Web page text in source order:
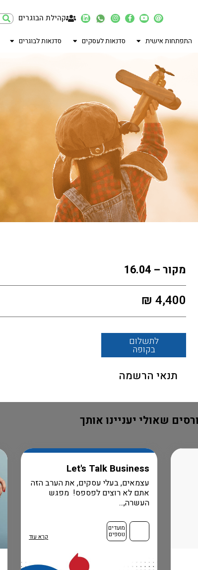
קהילת הבוגרים
התפתחות אישית סדנאות לעסקים סדנאות לבוגרים
מקור – 16.04
₪ 4,400
לתשלום
בקופה
תנאי הרשמה
שאולי יעניינו אותך
Let's Talk Business
עצמאים, בעלי עסקים, את הערב הזה
אתם לא רוצים לפספס! מפגש
העשרה,...
מועדים
נוספים קרא עוד